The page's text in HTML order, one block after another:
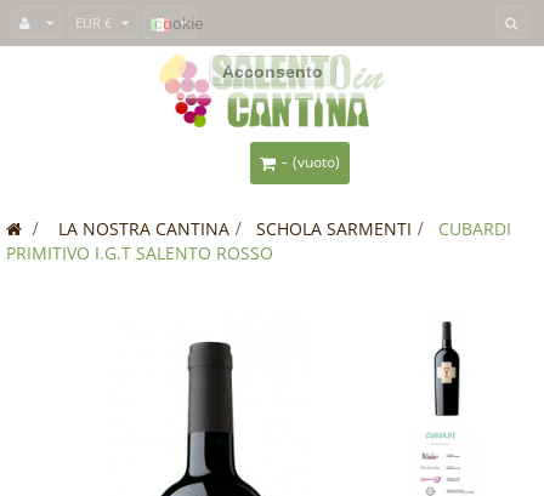
EUR €
- (vuoto)
> LA NOSTRA CANTINA > SCHOLA SARMENTI >
CUBARDI
PRIMITIVO I.G.T SALENTO ROSSO
Questo sito usa icookie per fornirti un'esperienza migliore. Se usi
SalentoInCantina, acconsenti all'utilizzo dei cookie.
Acconsento